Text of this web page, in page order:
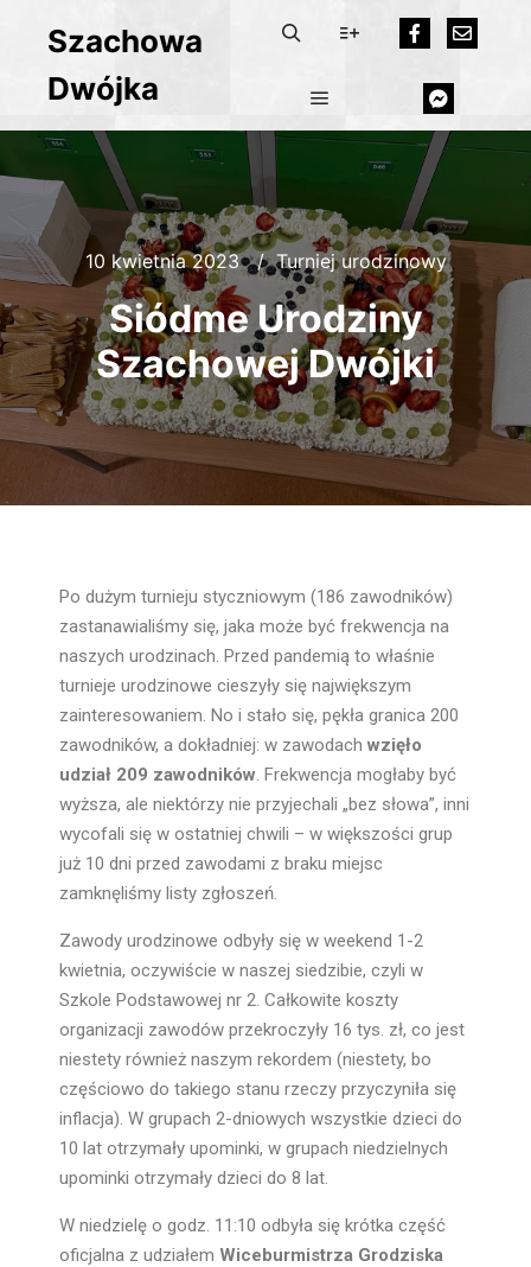
Szachowa
Dwójka
10 kwietnia 2023 Turniej urodzinowy
Siódme Urodziny
Szachowej Dwójki
Po dużym turnieju styczniowym (186 zawodników)
zastanawialiśmy się, jaka może być frekwencja na
naszych urodzinach. Przed pandemią to właśnie
turnieje urodzinowe cieszyły się największym
zainteresowaniem. No i stało się, pękła granica 200
zawodników, a dokładniej: w zawodach wzięło
udział 209 zawodników. Frekwencja mogłaby być
wyższa, ale niektórzy nie przyjechali „bez słowa”, inni
wycofali się w ostatniej chwili – w większości grup
już 10 dni przed zawodami z braku miejsc
zamknęliśmy listy zgłoszeń.
Zawody urodzinowe odbyły się w weekend 1-2
kwietnia, oczywiście w naszej siedzibie, czyli w
Szkole Podstawowej nr 2. Całkowite koszty
organizacji zawodów przekroczyły 16 tys. zł, co jest
niestety również naszym rekordem (niestety, bo
częściowo do takiego stanu rzeczy przyczyniła się
inflacja). W grupach 2-dniowych wszystkie dzieci do
10 lat otrzymały upominki, w grupach niedzielnych
upominki otrzymały dzieci do 8 lat.
W niedzielę o godz. 11:10 odbyła się krótka część
oficjalna z udziałem Wiceburmistrza Grodziska